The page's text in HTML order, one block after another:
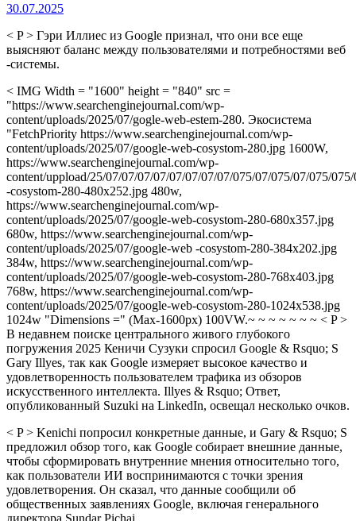
30.07.2025
< P > Гэри Иллиес из Google признал, что они все еще
выясняют баланс между пользователями и потребностями веб
-системы.
< IMG Width = "1600" height = "840" src =
"https://www.searchenginejournal.com/wp-
content/uploads/2025/07/gogle-web-estem-280. Экосистема
"FetchPriority https://www.searchenginejournal.com/wp-
content/uploads/2025/07/google-web-cosystom-280.jpg 1600W,
https://www.searchenginejournal.com/wp-
content/uppload/25/07/07/07/07/07/07/07/07/075/07/075/07/075/
-cosystom-280-480x252.jpg 480w,
https://www.searchenginejournal.com/wp-
content/uploads/2025/07/google-web-cosystom-280-680x357.jpg
680w, https://www.searchenginejournal.com/wp-
content/uploads/2025/07/google-web -cosystom-280-384x202.jpg
384w, https://www.searchenginejournal.com/wp-
content/uploads/2025/07/google-web-cosystom-280-768x403.jpg
768w, https://www.searchenginejournal.com/wp-
content/uploads/2025/07/google-web-cosystom-280-1024x538.jpg
1024w "Dimensions =" (Max-1600px) 100VW.~ ~ ~ ~ ~ ~ ~ < P >
В недавнем поиске центрального живого глубокого
погружения 2025 Кеничи Сузуки спросил Google & Rsquo; S
Gary Illyes, так как Google измеряет высокое качество и
удовлетворенность пользователем трафика из обзоров
искусственного интеллекта. Illyes & Rsquo; Ответ,
опубликованный Suzuki на LinkedIn, освещал несколько очков.
< P > Kenichi попросил конкретные данные, и Gary & Rsquo; S
предложил обзор того, как Google собирает внешние данные,
чтобы сформировать внутренние мнения относительно того,
как пользователи ИИ воспринимаются с точки зрения
удовлетворения. Он сказал, что данные сообщили об
общественных заявлениях Google, включая генерального
директора Sundar Pichai.